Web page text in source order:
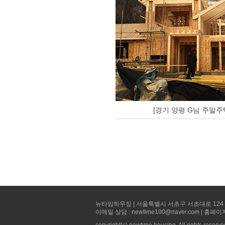
[경기 양평 G님 주말
뉴타임하우징 | 서울특별시 서초구 서초대로
이메일 상담 : newtime100@naver.com | 홈페